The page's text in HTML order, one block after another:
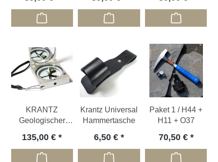
Tragegurt
KRANTZ
Geologischer
135,00 €
Krantz Universal
Hammertasche
6,50 €
Paket 1 / H44 +
H11 + O37
70,50 €